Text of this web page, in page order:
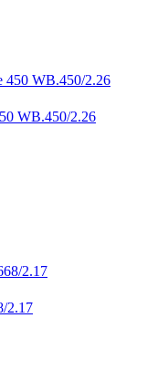
WB.450/2.26
2.17